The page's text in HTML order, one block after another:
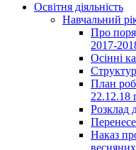
Освітня діяльність
Навчальний
Про
2017-
Осінні
План
22.12.18
Розклад
Наказ